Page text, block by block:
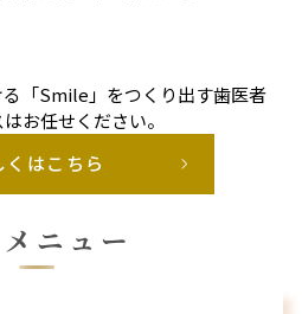
「Smile」をつくり出す歯医者
お任せください。
くはこちら
ニュー